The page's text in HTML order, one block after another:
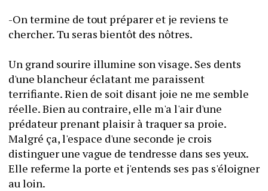
-On termine de tout préparer et je reviens te
Un grand sourire illumine son visage. Ses dents
d'une blancheur éclatant me paraissent
terrifiante. Rien de soit disant joie ne me semble
réelle. Bien au contraire, elle m'a l'air d'une
prédateur prenant plaisir à traquer sa proie.
Malgré ça, l'espace d'une seconde je crois
distinguer une vague de tendresse dans ses yeux.
Elle referme la porte et j'entends ses pas s'éloigner
au loin.